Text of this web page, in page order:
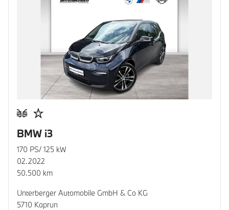
BMW i3
170 PS/ 125 kW
02.2022
50.500 km
Unterberger Automobile GmbH & Co KG
5710 Kaprun